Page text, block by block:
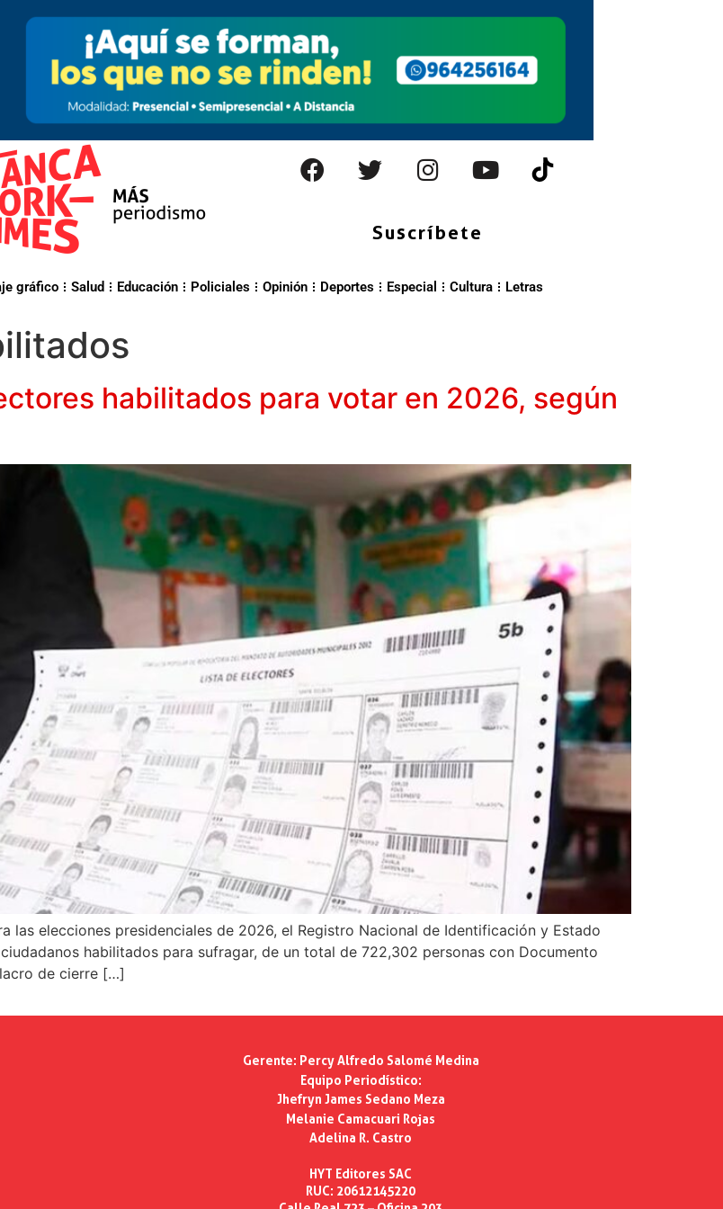
Suscríbete
gráfico Salud Educación Policiales Opinión Deportes Especial Cultura Letras
habilitados para votar en 2026, según
las elecciones presidenciales de 2026, el Registro Nacional de Identificación y Estado
habilitados para sufragar, de un total de 722,302 personas con Documento
de cierre […]
Gerente: Percy Alfredo Salomé Medina
Equipo Periodístico:
Jhefryn James Sedano Meza
Melanie Camacuari Rojas
Adelina R. Castro
HYT Editores SAC
RUC: 20612145220